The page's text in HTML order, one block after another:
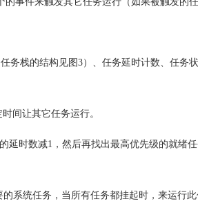
务栈的结构见图3）、任务延时计数、任
间让其它任务运行。
延时数减1，然后再找出最高优先级的就
的系统任务，当所有任务都挂起时，来运行